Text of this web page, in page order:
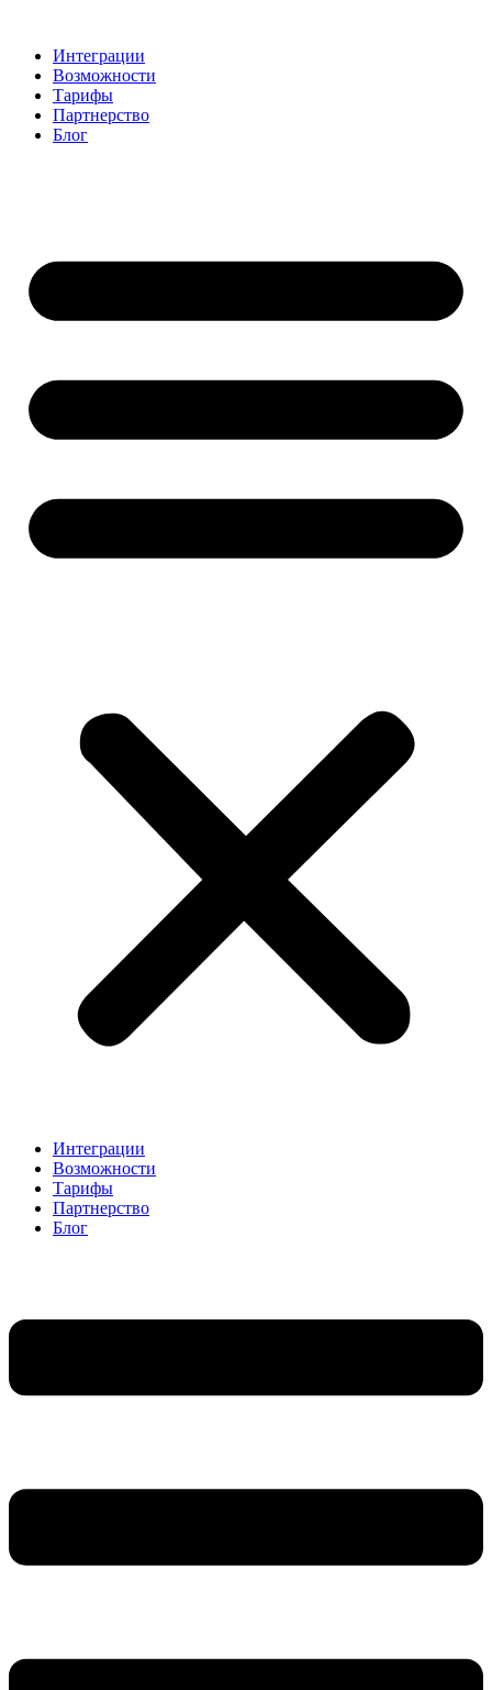
содержимому
Интеграции
Возможности
Тарифы
Партнерство
Блог
Интеграции
Возможности
Тарифы
Партнерство
Блог